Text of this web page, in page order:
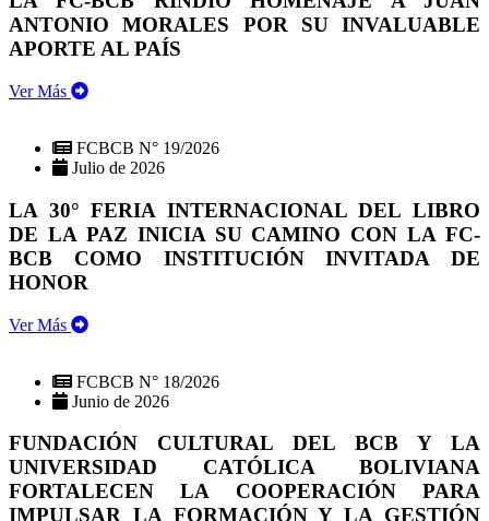
ANTONIO MORALES POR SU INVALUABLE
APORTE AL PAÍS
Ver Más
FCBCB N° 19/2026
Julio de 2026
LA 30° FERIA INTERNACIONAL DEL LIBRO
DE LA PAZ INICIA SU CAMINO CON LA FC-
BCB COMO INSTITUCIÓN INVITADA DE
HONOR
Ver Más
FCBCB N° 18/2026
Junio de 2026
FUNDACIÓN CULTURAL DEL BCB Y LA
UNIVERSIDAD CATÓLICA BOLIVIANA
FORTALECEN LA COOPERACIÓN PARA
IMPULSAR LA FORMACIÓN Y LA GESTIÓN